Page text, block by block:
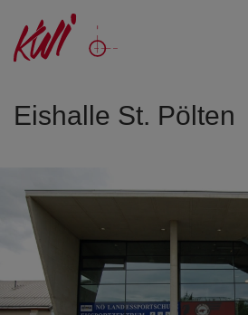
Eishalle St. Pölten